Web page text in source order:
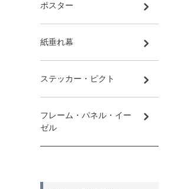
ポスター
紙垂れ幕
ステッカー・ピクト
フレーム・パネル・イー
ゼル